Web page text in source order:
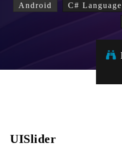
Android C# Language
UISlider